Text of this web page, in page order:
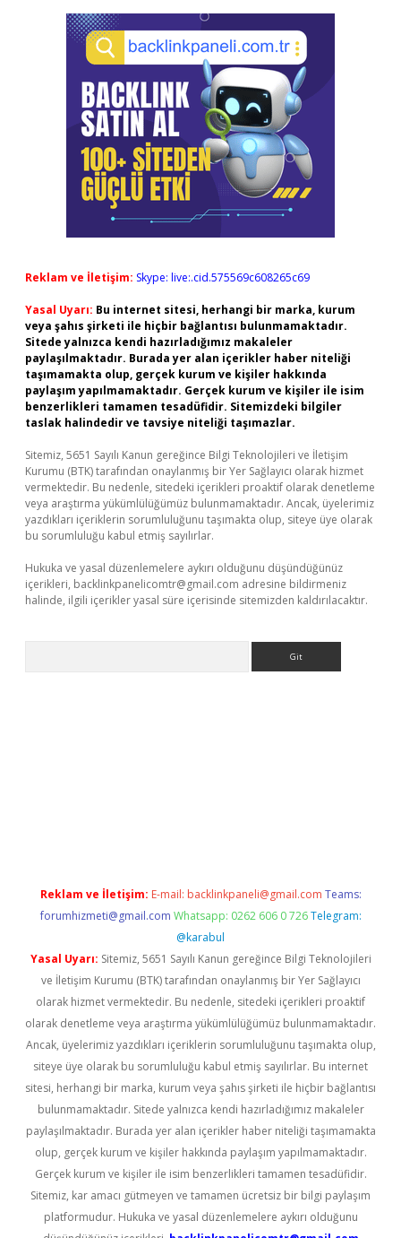
Reklam ve İletişim: Skype: live:.cid.575569c608265c69
Yasal Uyarı: Bu internet sitesi, herhangi bir marka, kurum
veya şahıs şirketi ile hiçbir bağlantısı bulunmamaktadır.
Sitede yalnızca kendi hazırladığımız makaleler
paylaşılmaktadır. Burada yer alan içerikler haber niteliği
taşımamakta olup, gerçek kurum ve kişiler hakkında
paylaşım yapılmamaktadır. Gerçek kurum ve kişiler ile isim
benzerlikleri tamamen tesadüfidir. Sitemizdeki bilgiler
taslak halindedir ve tavsiye niteliği taşımazlar.
Sitemiz, 5651 Sayılı Kanun gereğince Bilgi Teknolojileri ve İletişim
Kurumu (BTK) tarafından onaylanmış bir Yer Sağlayıcı olarak hizmet
vermektedir. Bu nedenle, sitedeki içerikleri proaktif olarak denetleme
veya araştırma yükümlülüğümüz bulunmamaktadır. Ancak, üyelerimiz
yazdıkları içeriklerin sorumluluğunu taşımakta olup, siteye üye olarak
bu sorumluluğu kabul etmiş sayılırlar.
Hukuka ve yasal düzenlemelere aykırı olduğunu düşündüğünüz
içerikleri, backlinkpanelicomtr@gmail.com adresine bildirmeniz
halinde, ilgili içerikler yasal süre içerisinde sitemizden kaldırılacaktır.
Reklam ve İletişim: E-mail: backlinkpaneli@gmail.com Teams:
forumhizmeti@gmail.com Whatsapp: 0262 606 0 726 Telegram:
@karabul
Yasal Uyarı: Sitemiz, 5651 Sayılı Kanun gereğince Bilgi Teknolojileri
ve İletişim Kurumu (BTK) tarafından onaylanmış bir Yer Sağlayıcı
olarak hizmet vermektedir. Bu nedenle, sitedeki içerikleri proaktif
olarak denetleme veya araştırma yükümlülüğümüz bulunmamaktadır.
Ancak, üyelerimiz yazdıkları içeriklerin sorumluluğunu taşımakta olup,
siteye üye olarak bu sorumluluğu kabul etmiş sayılırlar. Bu internet
sitesi, herhangi bir marka, kurum veya şahıs şirketi ile hiçbir bağlantısı
bulunmamaktadır. Sitede yalnızca kendi hazırladığımız makaleler
paylaşılmaktadır. Burada yer alan içerikler haber niteliği taşımamakta
olup, gerçek kurum ve kişiler hakkında paylaşım yapılmamaktadır.
Gerçek kurum ve kişiler ile isim benzerlikleri tamamen tesadüfidir.
Sitemiz, kar amacı gütmeyen ve tamamen ücretsiz bir bilgi paylaşım
platformudur. Hukuka ve yasal düzenlemelere aykırı olduğunu